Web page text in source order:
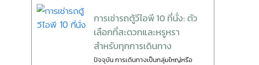
การเช่ารถตู้วีไอพี 10 ที่นั่ง: ตัว
เลือกที่สะดวกและหรูหรา
สำหรับทุกการเดินทาง
ปัจจุบัน การเดินทางเป็นกลุ่มใหญ่หรือ